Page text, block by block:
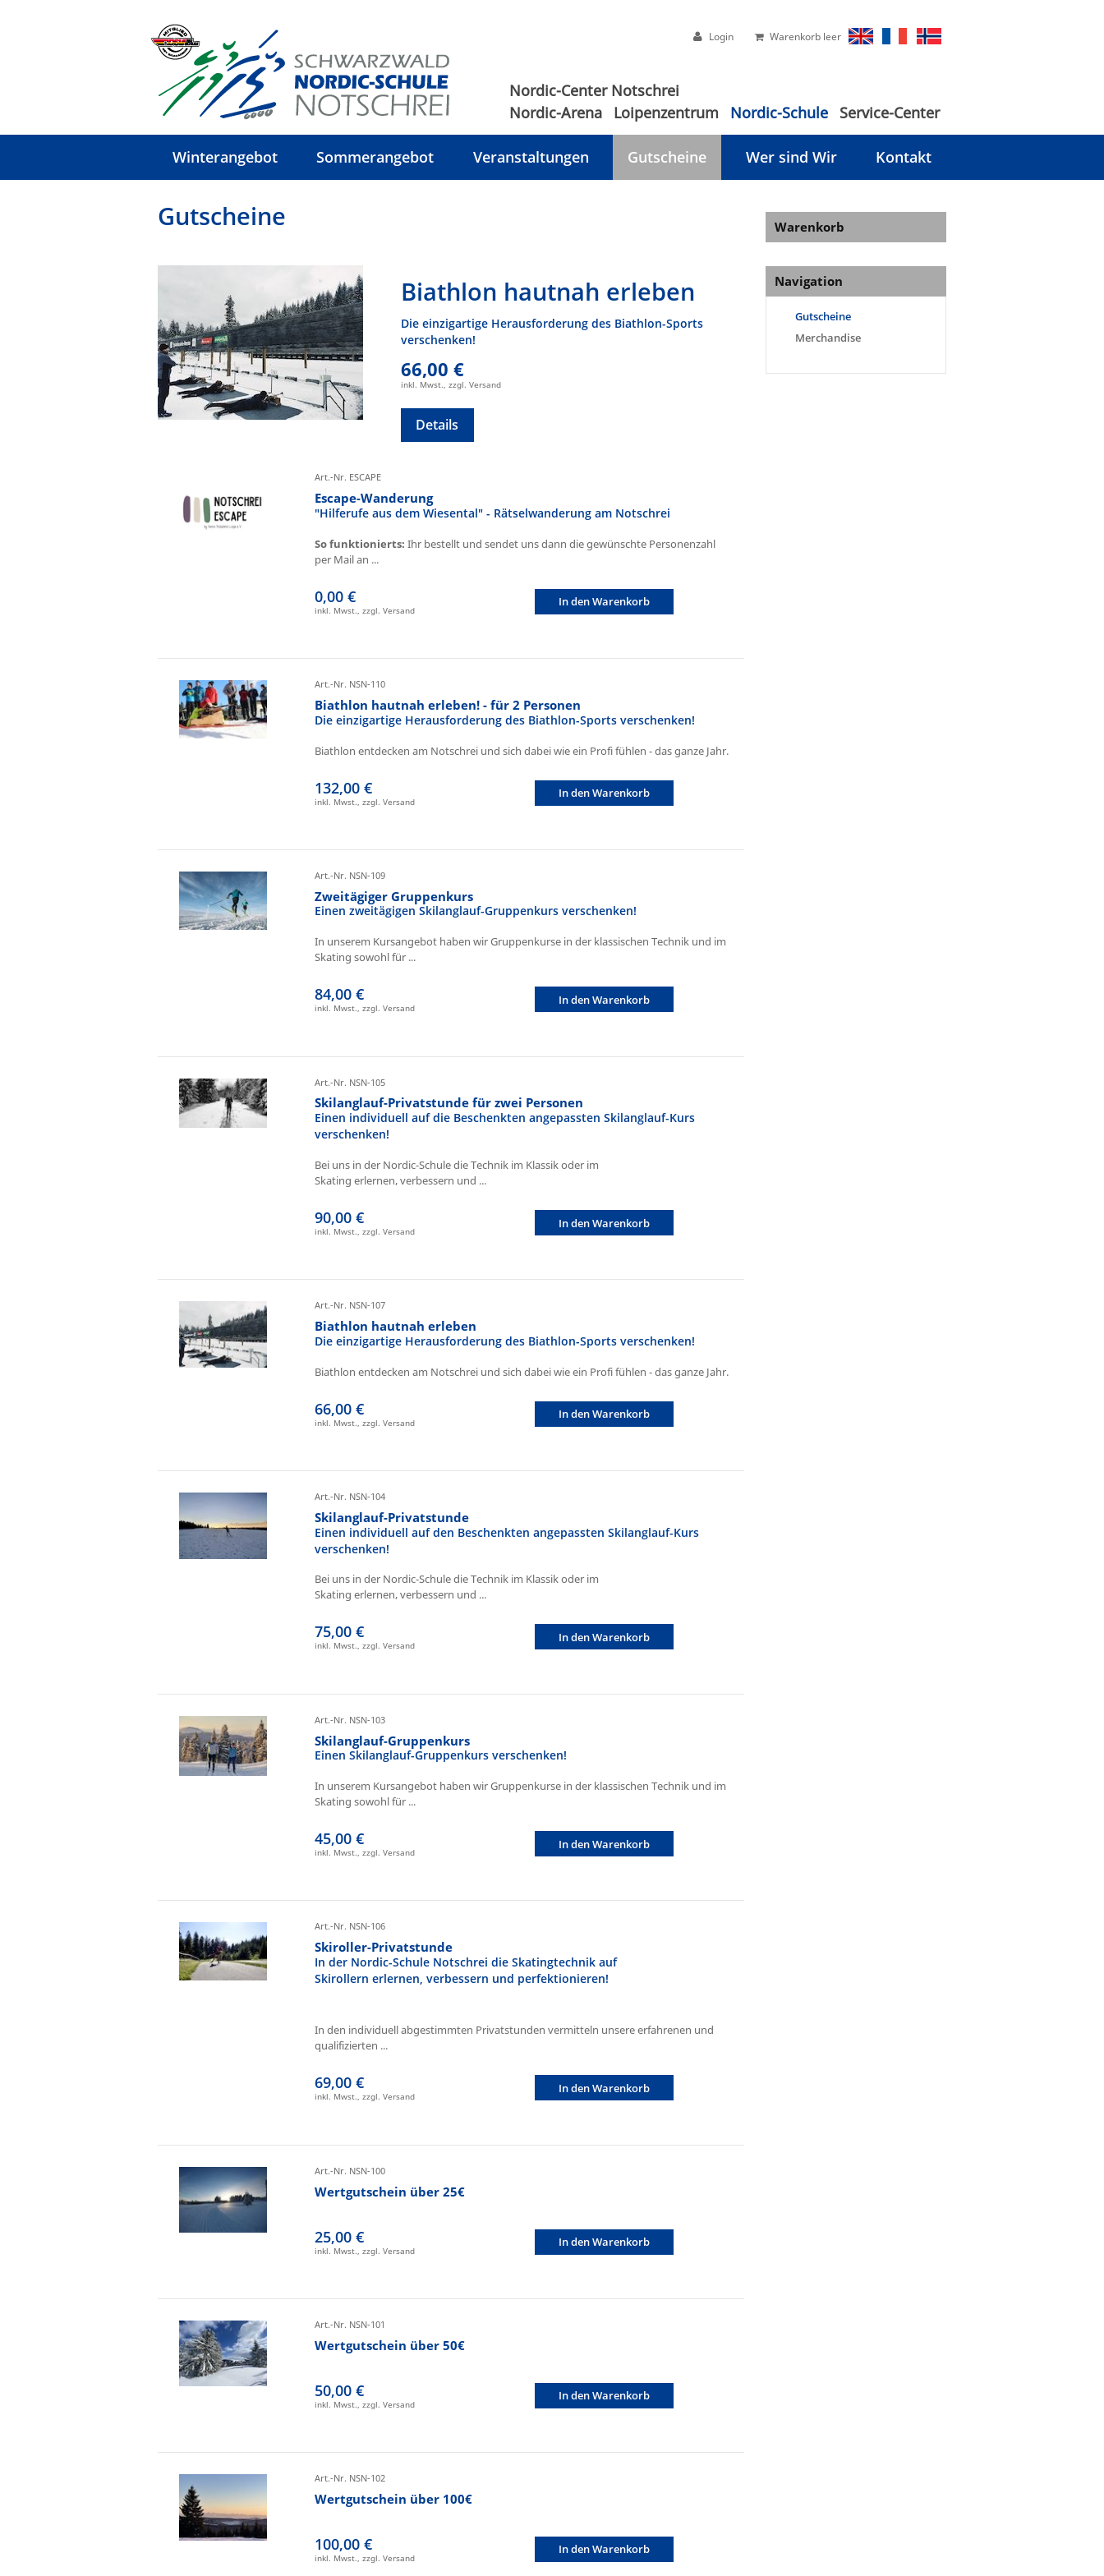
Login Warenkorb leer
Nordic-Center Notschrei
Nordic-Arena
Loipenzentrum Nordic-Schule Service-Center
Winterangebot Sommerangebot Veranstaltungen Gutscheine Wer sind Wir Kontakt
Gutscheine
Biathlon hautnah erleben
Die einzigartige Herausforderung des Biathlon-Sports
verschenken!
66,00 €
inkl. Mwst., zzgl. Versand
Details
Art.-Nr. ESCAPE
Escape-Wanderung
"Hilferufe aus dem Wiesental" - Rätselwanderung am Notschrei
So funktionierts: Ihr bestellt und sendet uns dann die gewünschte Personenzahl
per Mail an ...
0,00 €
inkl. Mwst., zzgl. Versand
In den Warenkorb
Art.-Nr. NSN-110
Biathlon hautnah erleben! - für 2 Personen
Die einzigartige Herausforderung des Biathlon-Sports verschenken!
Biathlon entdecken am Notschrei und sich dabei wie ein Profi fühlen - das ganze Jahr.
132,00 €
inkl. Mwst., zzgl. Versand
In den Warenkorb
Art.-Nr. NSN-109
Zweitägiger Gruppenkurs
Einen zweitägigen Skilanglauf-Gruppenkurs verschenken!
In unserem Kursangebot haben wir Gruppenkurse in der klassischen Technik und im
Skating sowohl für ...
84,00 €
inkl. Mwst., zzgl. Versand
In den Warenkorb
Art.-Nr. NSN-105
Skilanglauf-Privatstunde für zwei Personen
Einen individuell auf die Beschenkten angepassten Skilanglauf-Kurs
verschenken!
Bei uns in der Nordic-Schule die Technik im Klassik oder im
Skating erlernen, verbessern und ...
90,00 €
inkl. Mwst., zzgl. Versand
In den Warenkorb
Art.-Nr. NSN-107
Biathlon hautnah erleben
Die einzigartige Herausforderung des Biathlon-Sports verschenken!
Biathlon entdecken am Notschrei und sich dabei wie ein Profi fühlen - das ganze Jahr.
66,00 €
inkl. Mwst., zzgl. Versand
In den Warenkorb
Art.-Nr. NSN-104
Skilanglauf-Privatstunde
Einen individuell auf den Beschenkten angepassten Skilanglauf-Kurs
verschenken!
Bei uns in der Nordic-Schule die Technik im Klassik oder im
Skating erlernen, verbessern und ...
75,00 €
inkl. Mwst., zzgl. Versand
In den Warenkorb
Art.-Nr. NSN-103
Skilanglauf-Gruppenkurs
Einen Skilanglauf-Gruppenkurs verschenken!
In unserem Kursangebot haben wir Gruppenkurse in der klassischen Technik und im
Skating sowohl für ...
45,00 €
inkl. Mwst., zzgl. Versand
In den Warenkorb
Art.-Nr. NSN-106
Skiroller-Privatstunde
In der Nordic-Schule Notschrei die Skatingtechnik auf
Skirollern erlernen, verbessern und perfektionieren!
In den individuell abgestimmten Privatstunden vermitteln unsere erfahrenen und
qualifizierten ...
69,00 €
inkl. Mwst., zzgl. Versand
In den Warenkorb
Art.-Nr. NSN-100
Wertgutschein über 25€
25,00 €
inkl. Mwst., zzgl. Versand
In den Warenkorb
Art.-Nr. NSN-101
Wertgutschein über 50€
50,00 €
inkl. Mwst., zzgl. Versand
In den Warenkorb
Art.-Nr. NSN-102
Wertgutschein über 100€
100,00 €
inkl. Mwst., zzgl. Versand
In den Warenkorb
Warenkorb
Navigation
Gutscheine
Merchandise